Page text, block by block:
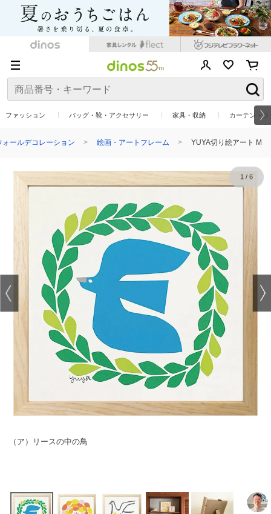
ファッション バッグ・靴・アクセサリー 家具・収納 カーテン・
ールデコレーション 絵画・アートフレーム YUYA切り絵アート M
（ア）リースの中の鳥
1/ 6